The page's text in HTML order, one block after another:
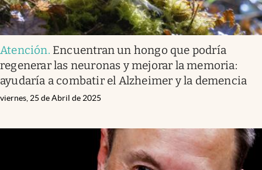
Atención. Encuentran un hongo que podría
regenerar las neuronas y mejorar la memoria:
ayudaría a combatir el Alzheimer y la demencia
viernes, 25 de Abril de 2025